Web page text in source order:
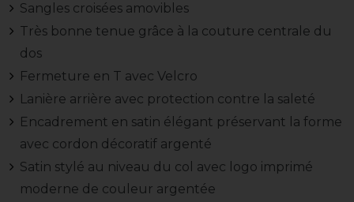
Sangles croisées amovibles
Très bonne tenue grâce à la couture centrale du
dos
Fermeture en T avec Velcro
Lanière arrière avec protection contre la saleté
Encadrement en satin élégant préservant la forme
avec cordon décoratif argenté
Satin stylé au niveau du col avec logo imprimé
moderne de couleur argentée